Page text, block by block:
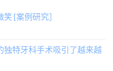
[案例研究］
独特牙科手术吸引了越来越